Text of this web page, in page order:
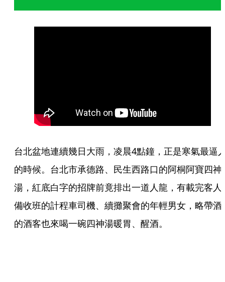
台北盆地連續幾日大雨，凌晨4點鐘，正是寒氣最逼
的時候。台北市承德路、民生西路口的阿桐阿寶四神
湯，紅底白字的招牌前竟排出一道人龍，有載完客人
備收班的計程車司機、續攤聚會的年輕男女，略帶酒
的酒客也來喝一碗四神湯暖胃、醒酒。